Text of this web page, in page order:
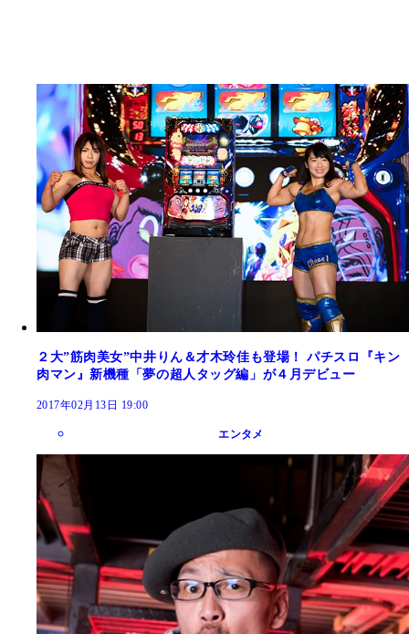
２大”筋肉美女”中井りん＆才木玲佳も登場！ パチスロ『キン
肉マン』新機種「夢の超人タッグ編」が４月デビュー
2017年02月13日 19:00
エンタメ